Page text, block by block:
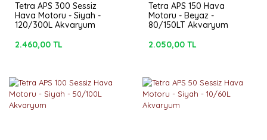
Tetra APS 300 Sessiz
Hava Motoru - Siyah -
120/300L Akvaryum
2.460,00 TL
Tetra APS 150 Hava
Motoru - Beyaz -
80/150LT Akvaryum
2.050,00 TL